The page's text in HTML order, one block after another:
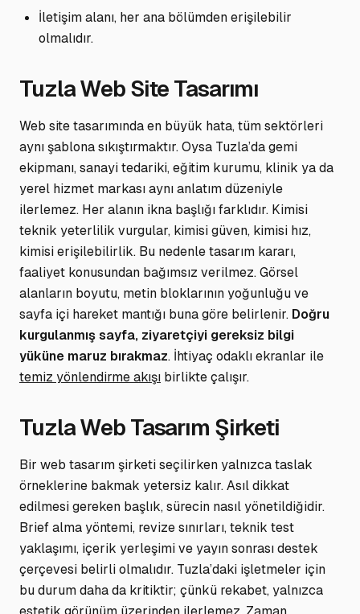
İletişim alanı, her ana bölümden erişilebilir
olmalıdır.
Tuzla Web Site Tasarımı
Web site tasarımında en büyük hata, tüm sektörleri
aynı şablona sıkıştırmaktır. Oysa Tuzla’da gemi
ekipmanı, sanayi tedariki, eğitim kurumu, klinik ya da
yerel hizmet markası aynı anlatım düzeniyle
ilerlemez. Her alanın ikna başlığı farklıdır. Kimisi
teknik yeterlilik vurgular, kimisi güven, kimisi hız,
kimisi erişilebilirlik. Bu nedenle tasarım kararı,
faaliyet konusundan bağımsız verilmez. Görsel
alanların boyutu, metin bloklarının yoğunluğu ve
sayfa içi hareket mantığı buna göre belirlenir. Doğru
kurgulanmış sayfa, ziyaretçiyi gereksiz bilgi
yüküne maruz bırakmaz. İhtiyaç odaklı ekranlar ile
temiz yönlendirme akışı birlikte çalışır.
Tuzla Web Tasarım Şirketi
Bir web tasarım şirketi seçilirken yalnızca taslak
örneklerine bakmak yetersiz kalır. Asıl dikkat
edilmesi gereken başlık, sürecin nasıl yönetildiğidir.
Brief alma yöntemi, revize sınırları, teknik test
yaklaşımı, içerik yerleşimi ve yayın sonrası destek
çerçevesi belirli olmalıdır. Tuzla’daki işletmeler için
bu durum daha da kritiktir; çünkü rekabet, yalnızca